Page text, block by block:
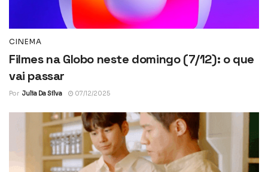
CINEMA
Filmes na Globo neste domingo (7/12): o que
vai passar
Por Julia Da Silva 07/12/2025